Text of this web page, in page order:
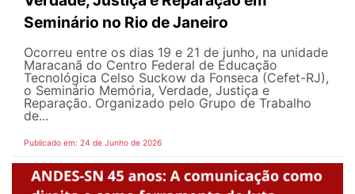
Seminário no Rio de Janeiro
Ocorreu entre os dias 19 e 21 de junho, na unidade
Maracanã do Centro Federal de Educação
Tecnológica Celso Suckow da Fonseca (Cefet-RJ),
o Seminário Memória, Verdade, Justiça e
Reparação. Organizado pelo Grupo de Trabalho
de...
Publicado em: 24 de Junho de 2026